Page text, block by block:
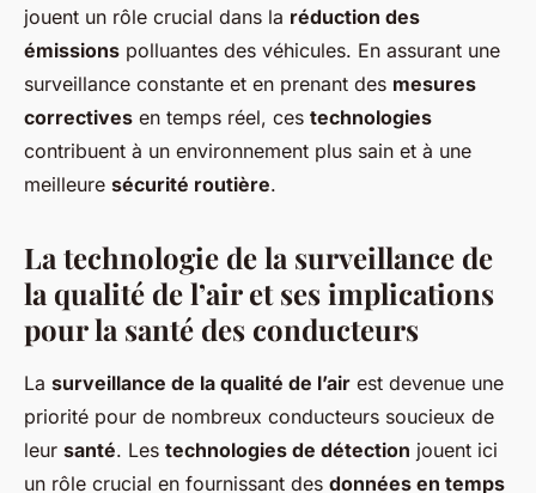
jouent un rôle crucial dans la réduction des
émissions polluantes des véhicules. En assurant une
surveillance constante et en prenant des mesures
correctives en temps réel, ces technologies
contribuent à un environnement plus sain et à une
meilleure sécurité routière.
La technologie de la surveillance de
la qualité de l’air et ses implications
pour la santé des conducteurs
La surveillance de la qualité de l’air est devenue une
priorité pour de nombreux conducteurs soucieux de
leur santé. Les technologies de détection jouent ici
un rôle crucial en fournissant des données en temps